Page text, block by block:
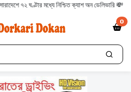
মধ্যে নিশ্চিত ক্যাশ অন ডেলিভারি 💸
0